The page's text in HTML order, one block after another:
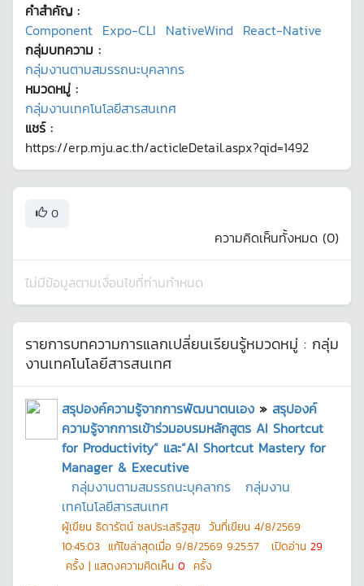
คำสำคัญ :
Component Expo-CLI NativeWind React-Native
กลุ่มบทความ :
กลุ่มงานตามสมรรถนะบุคลากร
หมวดหมู่ :
กลุ่มงานเทคโนโลยีสารสนเทศ
แชร์ :
https://erp.mju.ac.th/acticleDetail.aspx?qid=1492
0
ความคิดเห็นทั้งหมด (0)
ไม่มีข้อมูลตามเงื่อนไขที่ท่านกำหนด
รายการบทความการแลกเปลี่ยนเรียนรู้หมวดหมู่ : กลุ่ม
งานเทคโนโลยีสารสนเทศ
สรุปองค์ความรู้จากการพัฒนาตนเอง » สรุปองค์
ความรู้จากการเข้าร่วมอบรมหลักสูตร AI Shortcut
for Productivity” และ“AI Shortcut Mastery for
Manager & Executive
กลุ่มงานตามสมรรถนะบุคลากร
กลุ่มงาน
เทคโนโลยีสารสนเทศ
ผู้เขียน ธิดารัตน์ ชลประเสริฐสุข วันที่เขียน 4/8/2569
10:45:03 แก้ไขล่าสุดเมื่อ 9/8/2569 9:25:57 เปิดอ่าน 29
ครั้ง | แสดงความคิดเห็น 0 ครั้ง